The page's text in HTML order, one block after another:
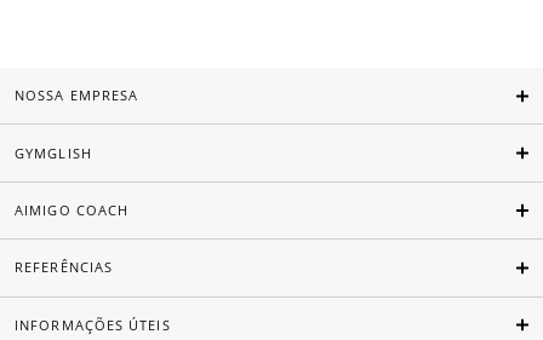
NOSSA EMPRESA
GYMGLISH
AIMIGO COACH
REFERÊNCIAS
INFORMAÇÕES ÚTEIS